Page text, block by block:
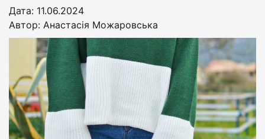
Дата: 11.06.2024
Автор: Анастасія Можаровська